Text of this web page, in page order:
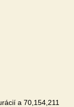
a 70,154,211